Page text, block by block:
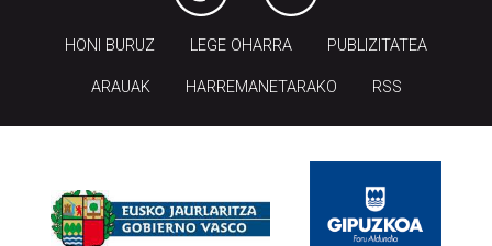
HONI BURUZ LEGE OHARRA PUBLIZITATEA
ARAUAK HARREMANETARAKO RSS